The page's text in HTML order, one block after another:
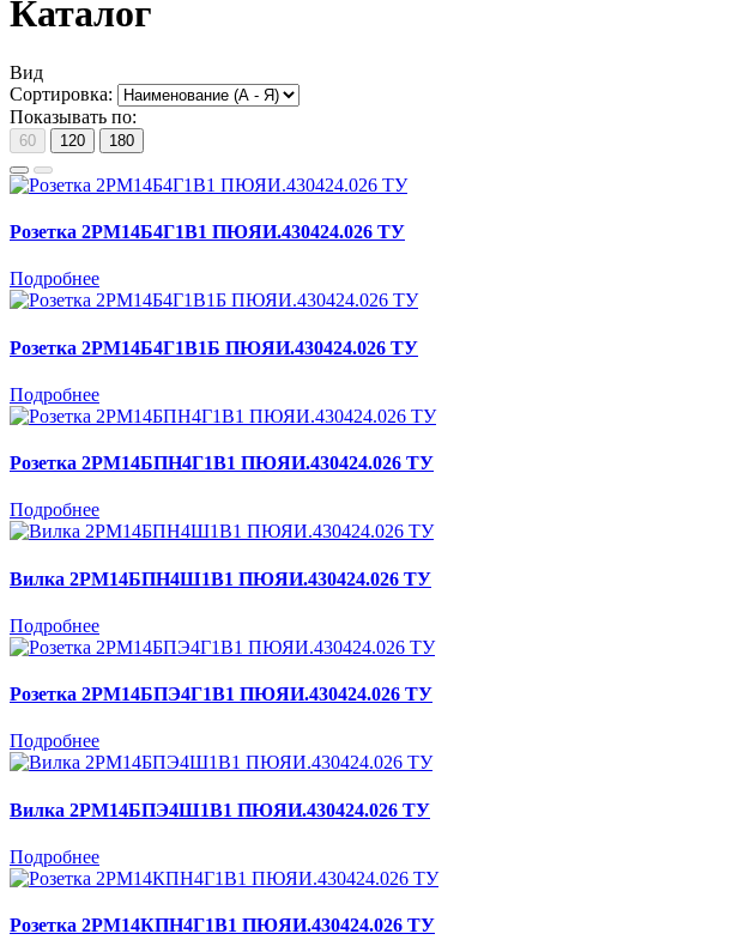
Каталог
Вид
Сортировка:
Показывать по:
60 120 180
Розетка 2РМ14Б4Г1В1 ПЮЯИ.430424.026 ТУ
Подробнее
Розетка 2РМ14Б4Г1В1Б ПЮЯИ.430424.026 ТУ
Подробнее
Розетка 2РМ14БПН4Г1В1 ПЮЯИ.430424.026 ТУ
Подробнее
Вилка 2РМ14БПН4Ш1В1 ПЮЯИ.430424.026 ТУ
Подробнее
Розетка 2РМ14БПЭ4Г1В1 ПЮЯИ.430424.026 ТУ
Подробнее
Вилка 2РМ14БПЭ4Ш1В1 ПЮЯИ.430424.026 ТУ
Подробнее
Розетка 2РМ14КПН4Г1В1 ПЮЯИ.430424.026 ТУ